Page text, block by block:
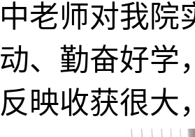
中老师对我院
动、勤奋好学
反映收获很大